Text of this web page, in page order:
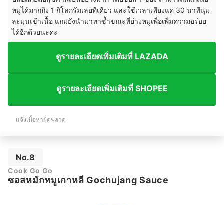
หมูได้มากถึง 1 กิโลกรัมเลยทีเดียว และใช้เวลาเพียงแค่ 30 นาทีนุ่ม
ละมุนเข้าเนื้อ แถมยังนำมาทาซ้ำขณะที่ย่างหมูเพื่อเพิ่มความอร่อย
ได้อีกด้วยนะคะ
ดูรายละเอียดเพิ่มเติมที่ LAZADA
ดูรายละเอียดเพิ่มเติมที่ SHOPEE
แจ้งเนื้อหาผิดพลาด
No.8
Cook Go Go
ซอสหมักหมูเกาหลี Gochujang Sauce